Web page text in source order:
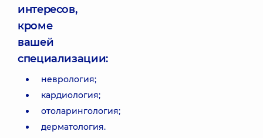
интересов,
кроме
вашей
специализации:
неврология;
кардиология;
отоларингология;
дерматология.